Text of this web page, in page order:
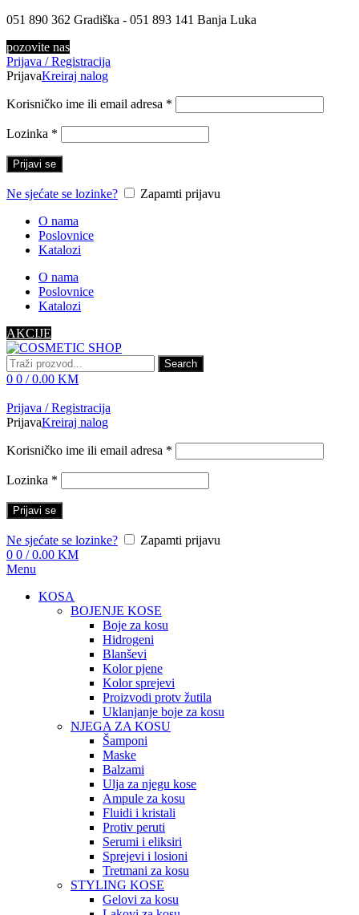
051 890 362 Gradiška - 051 893 141 Banja Luka
pozovite nas
Prijava / Registracija
PrijavaKreiraj nalog
Korisničko ime ili email adresa *
Lozinka *
Prijavi se
Ne sjećate se lozinke?
Zapamti prijavu
O nama
Poslovnice
Katalozi
O nama
Poslovnice
Katalozi
AKCIJE
Search
0 0 / 0.00 KM
Prijava / Registracija
PrijavaKreiraj nalog
Korisničko ime ili email adresa *
Lozinka *
Prijavi se
Ne sjećate se lozinke?
Zapamti prijavu
0 0 / 0.00 KM
Menu
KOSA
BOJENJE KOSE
Boje za kosu
Hidrogeni
Blanševi
Kolor pjene
Kolor sprejevi
Proizvodi protv žutila
Uklanjanje boje za kosu
NJEGA ZA KOSU
Šamponi
Maske
Balzami
Ulja za njegu kose
Ampule za kosu
Fluidi i kristali
Protiv peruti
Serumi i eliksiri
Sprejevi i losioni
Tretmani za kosu
STYLING KOSE
Gelovi za kosu